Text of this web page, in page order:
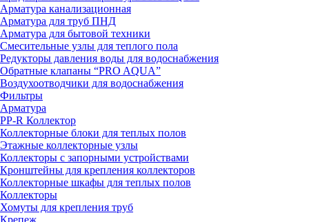
Арматура канализационная
Арматура для труб ПНД
Арматура для бытовой техники
Смесительные узлы для теплого пола
Редукторы давления воды для водоснабжения
Обратные клапаны “PRO AQUA”
Воздухоотводчики для водоснабжения
Фильтры
Арматура
PP-R Коллектор
Коллекторные блоки для теплых полов
Этажные коллекторные узлы
Коллекторы с запорными устройствами
Кронштейны для крепления коллекторов
Коллекторные шкафы для теплых полов
Коллекторы
Хомуты для крепления труб
Крепеж